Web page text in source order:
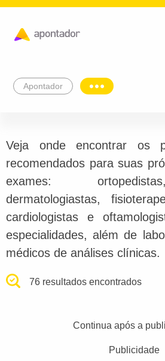
Apontador
Veja onde encontrar os
recomendados para suas
exames:
dermatologiastas,
cardiologistas e
especialidades, além de
médicos de análises clínicas.
76 resultados encontrados
Continua após a
Publicidade